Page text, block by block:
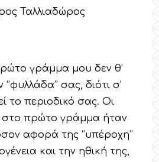
Ταλλιαδώρος
γράμμα μου δεν θ’
σας, διότι σ’
το περιοδικό σας. Οι
στο πρώτο γράμμα ήταν
αφορά της ‘’υπέροχη’’
και την ηθική της,